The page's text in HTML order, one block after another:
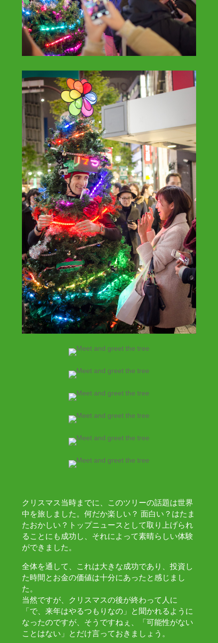
クリスマス当時までに、このツリーの話題は世界
中を旅しました。何だか楽しい？ 面白い？はたま
たおかしい？トップニュースとして取り上げられ
ることにも成功し、それによって素晴らしい体験
ができました。
全体を通して、これは大きな成功であり、投資し
た時間とお金の価値は十分にあったと感じまし
た。
当然ですが、クリスマスの後が終わって人に
「で、来年はやるつもりなの」と聞かれるように
なったのですが、そうですねぇ、「可能性がない
ことはない」とだけ言っておきましょう。